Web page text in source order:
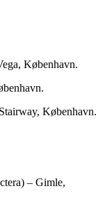
København.
København.
– Gimle,